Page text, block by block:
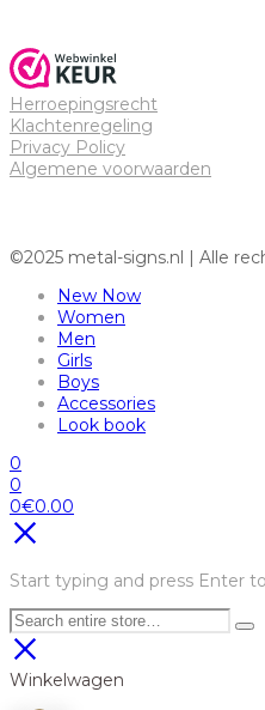
Herroepingsrecht
Klachtenregeling
Privacy Policy
Algemene voorwaarden
©2025 metal-signs.nl | Alle
New Now
Women
Men
Girls
Boys
Accessories
Look book
0
0
0€0.00
Start typing and press Enter
Winkelwagen